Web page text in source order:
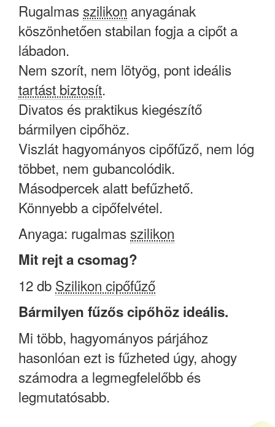
Rugalmasszilikon anyagának
köszönhetően stabilan fogja a cipőt a
lábadon.
Nem szorít, nem lötyög, pont ideális
tartást biztosít.
Divatos és praktikus kiegészítő
bármilyen cipőhöz.
Viszlát hagyományos cipőfűző, nem lóg
többet, nem gubancolódik.
Másodpercek alatt befűzhető.
Könnyebb a cipőfelvétel.
Anyaga: rugalmasszilikon
Mit rejt a csomag?
12 db Szilikon cipőfűző
Bármilyen fűzős cipőhöz ideális.
Mi több, hagyományos párjához
hasonlóan ezt is fűzheted úgy, ahogy
számodra a legmegfelelőbb és
legmutatósabb.